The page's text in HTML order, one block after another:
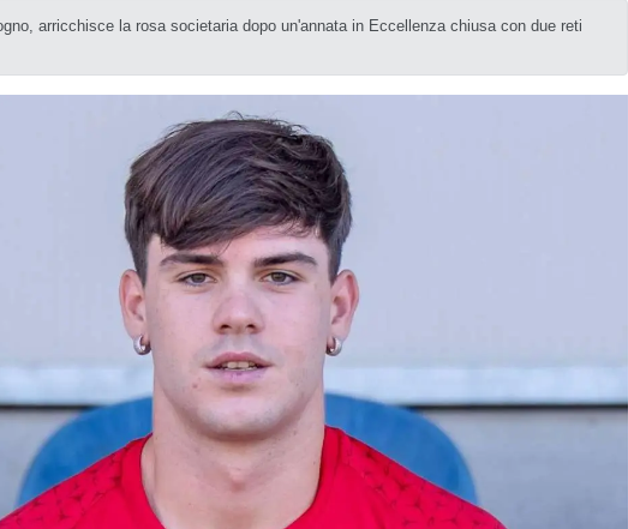
arricchisce la rosa societaria dopo un'annata in Eccellenza chiusa con due reti